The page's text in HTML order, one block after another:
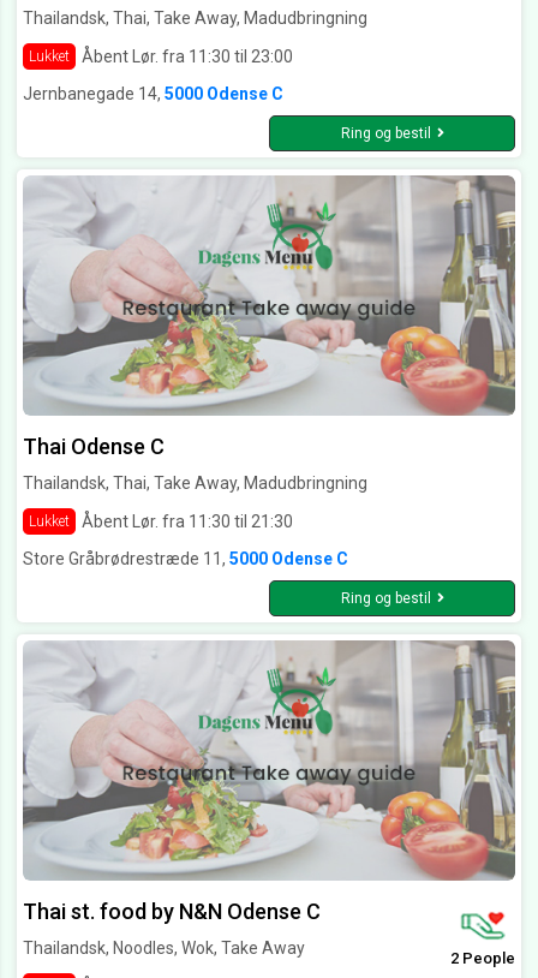
Thailandsk, Thai, Take Away, Madudbringning
Lukket
Åbent Lør. fra 11:30 til 23:00
Jernbanegade 14, 5000 Odense C
Ring og bestil
Thai Odense C
Thailandsk, Thai, Take Away, Madudbringning
Lukket
Åbent Lør. fra 11:30 til 21:30
Store Gråbrødrestræde 11, 5000 Odense C
Ring og bestil
Thai st. food by N&N Odense C
Thailandsk, Noodles, Wok, Take Away
2 People